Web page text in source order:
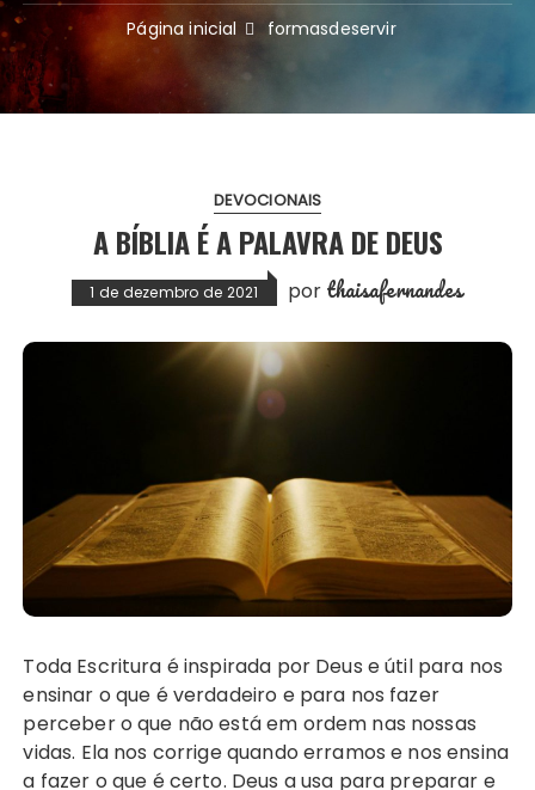
Página inicial formasdeservir
DEVOCIONAIS
A BÍBLIA É A PALAVRA DE DEUS
1 de dezembro de 2021 por thaisafernandes
Toda Escritura é inspirada por Deus e útil para nos
ensinar o que é verdadeiro e para nos fazer
perceber o que não está em ordem nas nossas
vidas. Ela nos corrige quando erramos e nos ensina
a fazer o que é certo. Deus a usa para preparar e